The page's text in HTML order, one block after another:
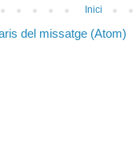
Inici
del missatge (Atom)